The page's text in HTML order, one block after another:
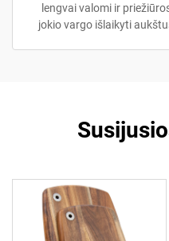
lengvai valomi ir
jokio vargo išlaikyti